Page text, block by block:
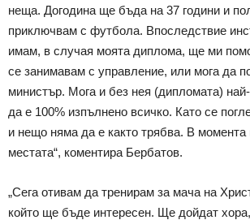
неща. Догодина ще бъда на 37 години и
приключвам с футбола. Впоследствие
имам, в случая моята диплома, ще ми
се занимавам с управление, или мога да
министър. Мога и без нея (дипломата)
да е 100% изпълнено всичко. Като се
и нещо няма да е както трябва. В момента
местата“, коментира Бербатов.
„Сега отивам да тренирам за мача на
който ще бъде интересен. Ще дойдат